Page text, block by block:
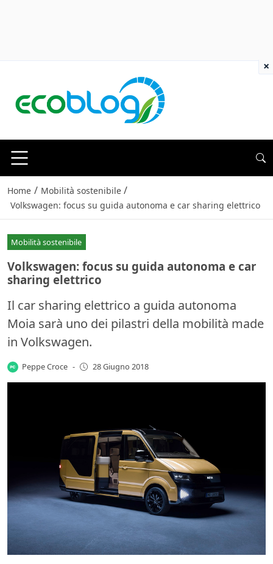
Home / Mobilità sostenibile /
Volkswagen: focus su guida autonoma e car sharing elettrico
Mobilità sostenibile
Volkswagen: focus su guida autonoma e car
sharing elettrico
Il car sharing elettrico a guida autonoma
Moia sarà uno dei pilastri della mobilità made
in Volkswagen.
Peppe Croce - 28 Giugno 2018
×